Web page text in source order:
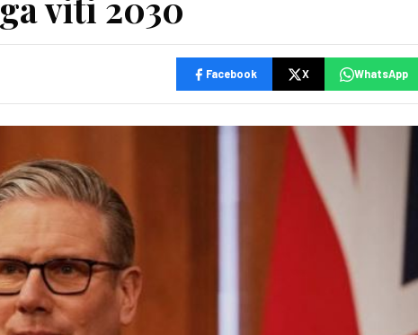
Facebook X WhatsApp